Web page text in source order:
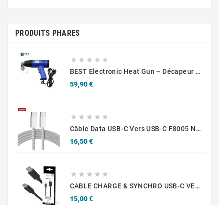
PRODUITS PHARES
    
BEST Electronic Heat Gun – Décapeur Thermique De Précision
59,90 €Prix
    
Câble Data USB-C Vers USB-C F8005 Nylon Tressé 60W (1m) Blanc
16,50 €Prix
    
CABLE CHARGE & SYNCHRO USB-C VERS USB-C PD (60W) - LONGUEUR 1.5M - NOIR - JAYM
15,00 €Prix